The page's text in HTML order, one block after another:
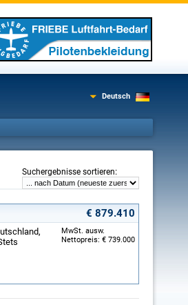
Deutsch
Suchergebnisse sortieren:
€ 879.410
MwSt. ausw.
Nettopreis: € 739.000